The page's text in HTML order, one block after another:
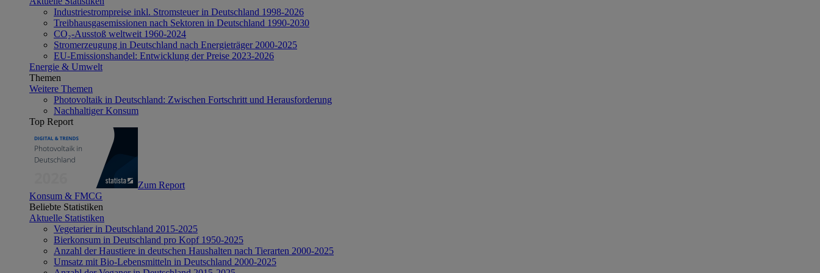
Industriestrompreise inkl. Stromsteuer in Deutschland 1998-2026
Treibhausgasemissionen nach Sektoren in Deutschland 1990-2030
CO₂-Ausstoß weltweit 1960-2024
Stromerzeugung in Deutschland nach Energieträger 2000-2025
EU-Emissionshandel: Entwicklung der Preise 2023-2026
Energie & Umwelt
Themen
Weitere Themen
Photovoltaik in Deutschland: Zwischen Fortschritt und Herausforderung
Nachhaltiger Konsum
Top Report
Zum Report
Konsum & FMCG
Beliebte Statistiken
Aktuelle Statistiken
Vegetarier in Deutschland 2015-2025
Bierkonsum in Deutschland pro Kopf 1950-2025
Anzahl der Haustiere in deutschen Haushalten nach Tierarten 2000-2025
Umsatz mit Bio-Lebensmitteln in Deutschland 2000-2025